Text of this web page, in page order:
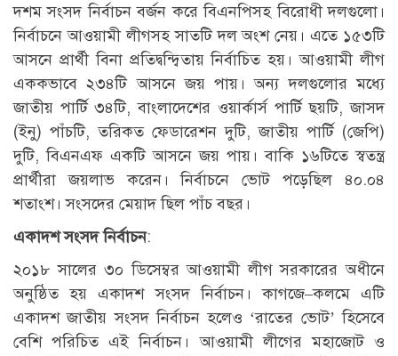
দশম সংসদ নির্বাচন বর্জন করে বিএনপিসহ বিরোধী দলগুলো।
নির্বাচনে আওয়ামী লীগসহ সাতটি দল অংশ নেয়। এতে ১৫৩টি
আসনে প্রার্থী বিনা প্রতিদ্বন্দ্বিতায় নির্বাচিত হয়। আওয়ামী লীগ
এককভাবে ২৩৪টি আসনে জয় পায়। অন্য দলগুলোর মধ্যে
জাতীয় পার্টি ৩৪টি, বাংলাদেশের ওয়ার্কার্স পার্টি ছয়টি, জাসদ
(ইনু) পাঁচটি, তরিকত ফেডারেশন দুটি, জাতীয় পার্টি (জেপি)
দুটি, বিএনএফ একটি আসনে জয় পায়। বাকি ১৬টিতে স্বতন্ত্র
প্রার্থীরা জয়লাভ করেন। নির্বাচনে ভোট পড়েছিল ৪০.০৪
শতাংশ। সংসদের মেয়াদ ছিল পাঁচ বছর।
একাদশ সংসদ নির্বাচন:
২০১৮ সালের ৩০ ডিসেম্বর আওয়ামী লীগ সরকারের অধীনে
অনুষ্ঠিত হয় একাদশ সংসদ নির্বাচন। কাগজে–কলমে এটি
একাদশ জাতীয় সংসদ নির্বাচন হলেও ‘রাতের ভোট’ হিসেবে
বেশি পরিচিত এই নির্বাচন। আওয়ামী লীগের মহাজোট ও